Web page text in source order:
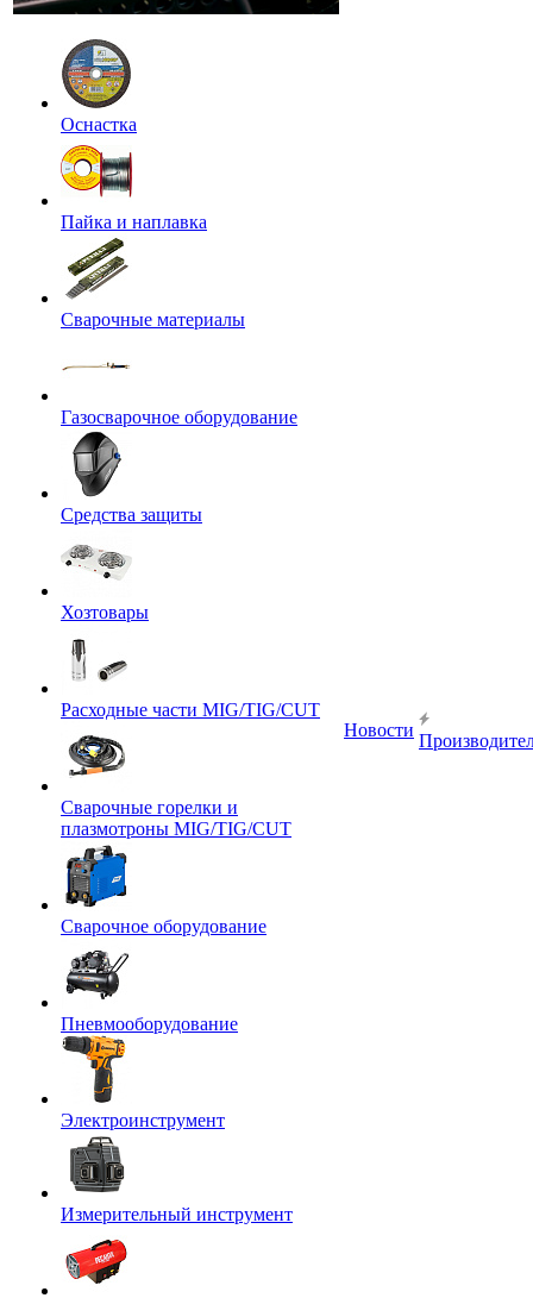
Оснастка
Пайка и наплавка
Сварочные материалы
Газосварочное оборудование
Средства защиты
Хозтовары
Расходные части MIG/TIG/CUT
Сварочные горелки и
плазмотроны MIG/TIG/CUT
Сварочное оборудование
Пневмооборудование
Электроинструмент
Измерительный инструмент
Новости